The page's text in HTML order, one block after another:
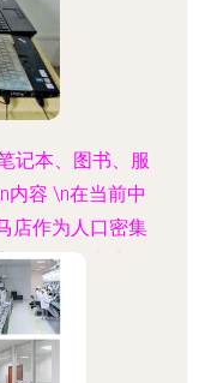
记本、图书、服
内容 \n在当前中
店作为人口密集
校、连锁书店及
资产管理防护备
出面向“世界工
盗设备及安全产